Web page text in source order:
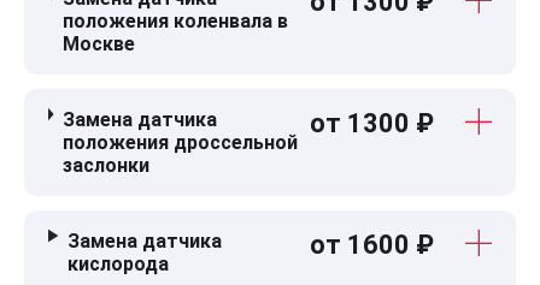
положения коленвала в
Москве
Замена датчика
положения дроссельной
заслонки
от 1300 ₽
Замена датчика
кислорода
от 1600 ₽